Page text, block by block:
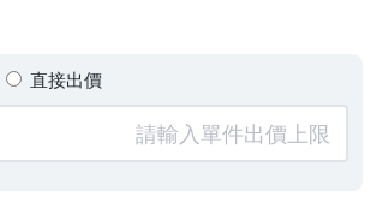
直接出價